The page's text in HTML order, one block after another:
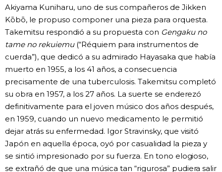
Akiyama Kuniharu, uno de sus compañeros de Jikken
Kōbō, le propuso componer una pieza para orquesta.
Takemitsu respondió a su propuesta con Gengaku no
tame no rekuiemu(“Réquiem para instrumentos de
cuerda”), que dedicó a su admirado Hayasaka que había
muerto en 1955, a los 41 años, a consecuencia
precisamente de una tuberculosis. Takemitsu completó
su obra en 1957, a los 27 años. La suerte se enderezó
definitivamente para el joven músico dos años después,
en 1959, cuando un nuevo medicamento le permitió
dejar atrás su enfermedad. Igor Stravinsky, que visitó
Japón en aquella época, oyó por casualidad la pieza y
se sintió impresionado por su fuerza. En tono elogioso,
se extrañó de que una música tan “rigurosa” pudiera salir